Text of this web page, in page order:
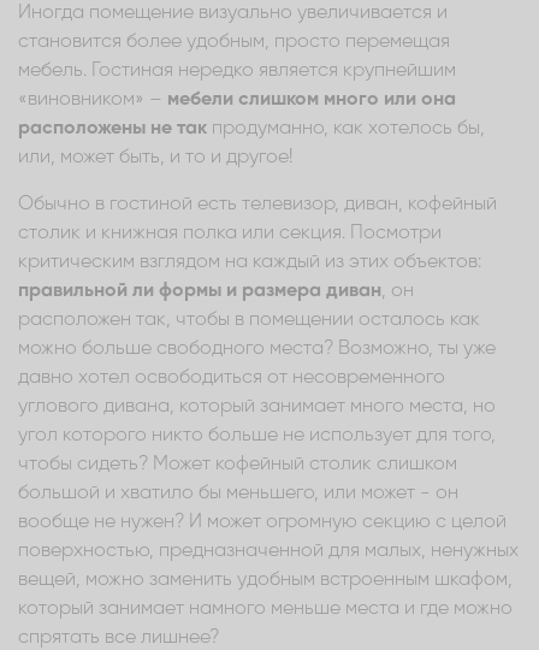
Иногда помещение визуально увеличивается и
становится более удобным, просто перемещая
мебель. Гостиная нередко является крупнейшим
«виновником» – мебели слишком много или она
расположены не так продуманно, как хотелось бы,
или, может быть, и то и другое!
Обычно в гостиной есть телевизор, диван, кофейный
столик и книжная полка или секция. Посмотри
критическим взглядом на каждый из этих объектов:
правильной ли формы и размера диван, он
расположен так, чтобы в помещении осталось как
можно больше свободного места? Возможно, ты уже
давно хотел освободиться от несовременного
углового дивана, который занимает много места, но
угол которого никто больше не использует для того,
чтобы сидеть? Может кофейный столик слишком
большой и хватило бы меньшего, или может - он
вообще не нужен? И может огромную секцию с целой
поверхностью, предназначенной для малых, ненужных
вещей, можно заменить удобным встроенным шкафом,
который занимает намного меньше места и где можно
спрятать все лишнее?